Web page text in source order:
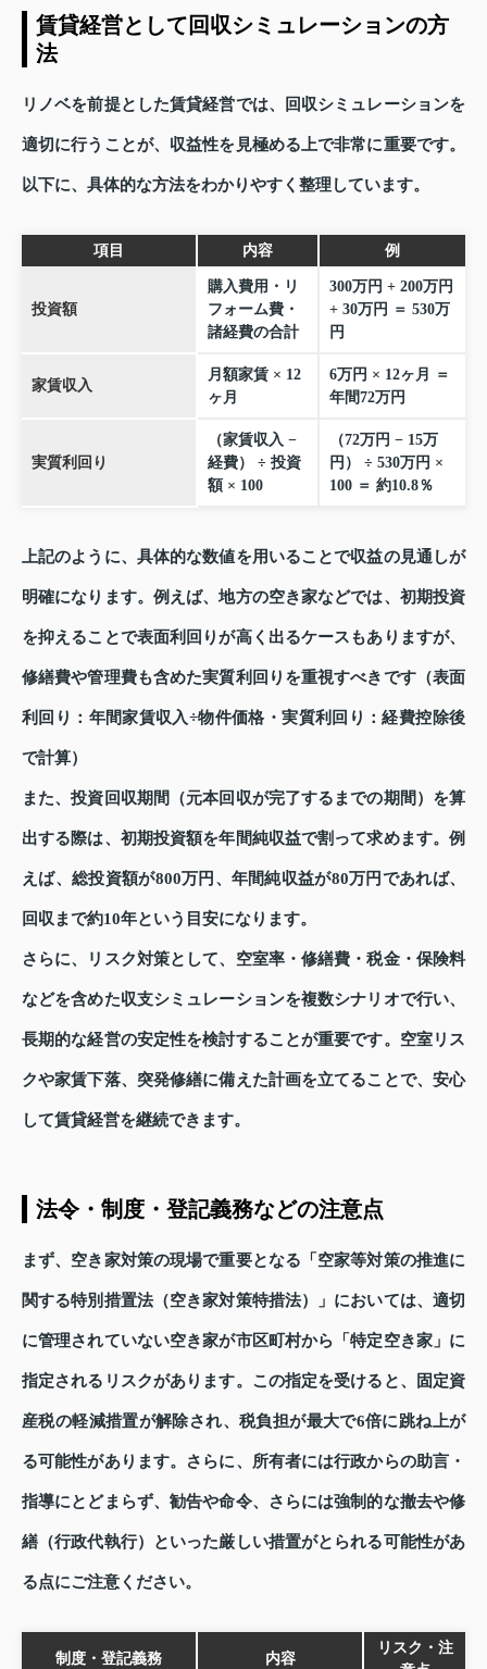
賃貸経営として回収シミュレーションの方
法
リノベを前提とした賃貸経営では、回収シミュレーションを
適切に行うことが、収益性を見極める上で非常に重要です。
以下に、具体的な方法をわかりやすく整理しています。
項目 内容 例
投資額
購入費用・リ
フォーム費・
諸経費の合計
300万円 + 200万円
+ 30万円 ＝ 530万
円
家賃収入
月額家賃 × 12
ヶ月
6万円 × 12ヶ月 ＝
年間72万円
実質利回り
（家賃収入 −
経費） ÷ 投資
額 × 100
（72万円 − 15万
円） ÷ 530万円 ×
100 ＝ 約10.8％
上記のように、具体的な数値を用いることで収益の見通しが
明確になります。例えば、地方の空き家などでは、初期投資
を抑えることで表面利回りが高く出るケースもありますが、
修繕費や管理費も含めた実質利回りを重視すべきです（表面
利回り：年間家賃収入÷物件価格・実質利回り：経費控除後
で計算）
また、投資回収期間（元本回収が完了するまでの期間）を算
出する際は、初期投資額を年間純収益で割って求めます。例
えば、総投資額が800万円、年間純収益が80万円であれば、
回収まで約10年という目安になります。
さらに、リスク対策として、空室率・修繕費・税金・保険料
などを含めた収支シミュレーションを複数シナリオで行い、
長期的な経営の安定性を検討することが重要です。空室リス
クや家賃下落、突発修繕に備えた計画を立てることで、安心
して賃貸経営を継続できます。
法令・制度・登記義務などの注意点
まず、空き家対策の現場で重要となる「空家等対策の推進に
関する特別措置法（空き家対策特措法）」においては、適切
に管理されていない空き家が市区町村から「特定空き家」に
指定されるリスクがあります。この指定を受けると、固定資
産税の軽減措置が解除され、税負担が最大で6倍に跳ね上が
る可能性があります。さらに、所有者には行政からの助言・
指導にとどまらず、勧告や命令、さらには強制的な撤去や修
繕（行政代執行）といった厳しい措置がとられる可能性があ
る点にご注意ください。
制度・登記義務 内容
リスク・注